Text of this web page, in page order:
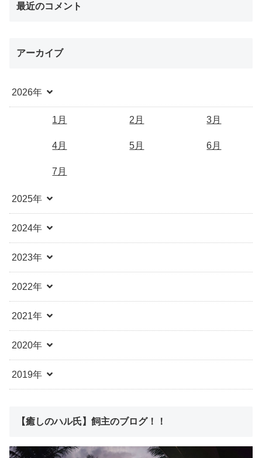
最近のコメント
アーカイブ
2026年
1月 2月 3月
4月 5月 6月
7月
2025年
2024年
2023年
2022年
2021年
2020年
2019年
【癒しのハル氏】飼主のブログ！！